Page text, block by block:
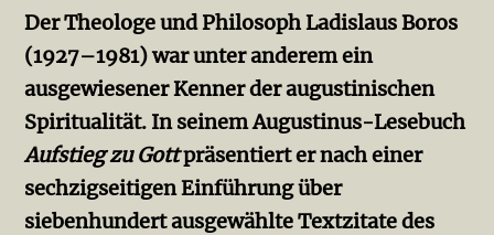
Der Theologe und Philosoph Ladislaus Boros
(1927–1981) war unter anderem ein
ausgewiesener Kenner der augustinischen
Spiritualität. In seinem Augustinus-Lesebuch
Aufstieg zu Gottpräsentiert er nach einer
sechzigseitigen Einführung über
siebenhundert ausgewählte Textzitate des